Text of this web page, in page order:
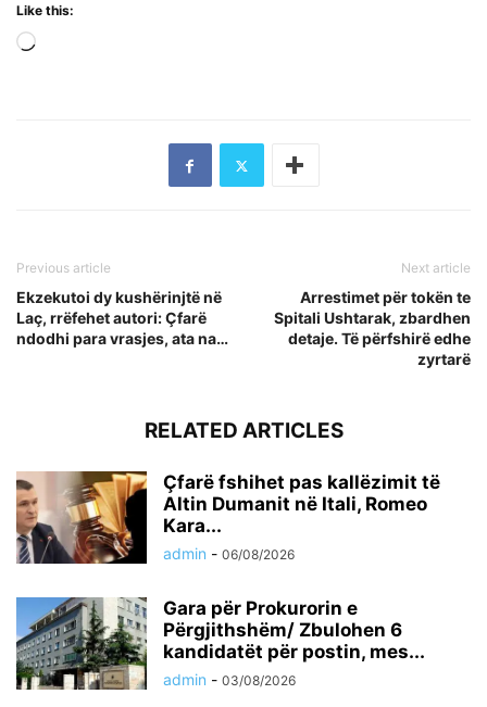
Like this:
Previous article
Ekzekutoi dy kushërinjtë në
Laç, rrëfehet autori: Çfarë
ndodhi para vrasjes, ata na…
Next article
Arrestimet për tokën te
Spitali Ushtarak, zbardhen
detaje. Të përfshirë edhe
zyrtarë
RELATED ARTICLES
Çfarë fshihet pas kallëzimit të
Altin Dumanit në Itali, Romeo
Kara...
admin - 06/08/2026
Gara për Prokurorin e
Përgjithshëm/ Zbulohen 6
kandidatët për postin, mes...
admin - 03/08/2026